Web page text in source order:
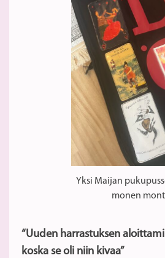
Yksi Maijan
monen
“Uuden harrastuksen
koska se oli niin kivaa”